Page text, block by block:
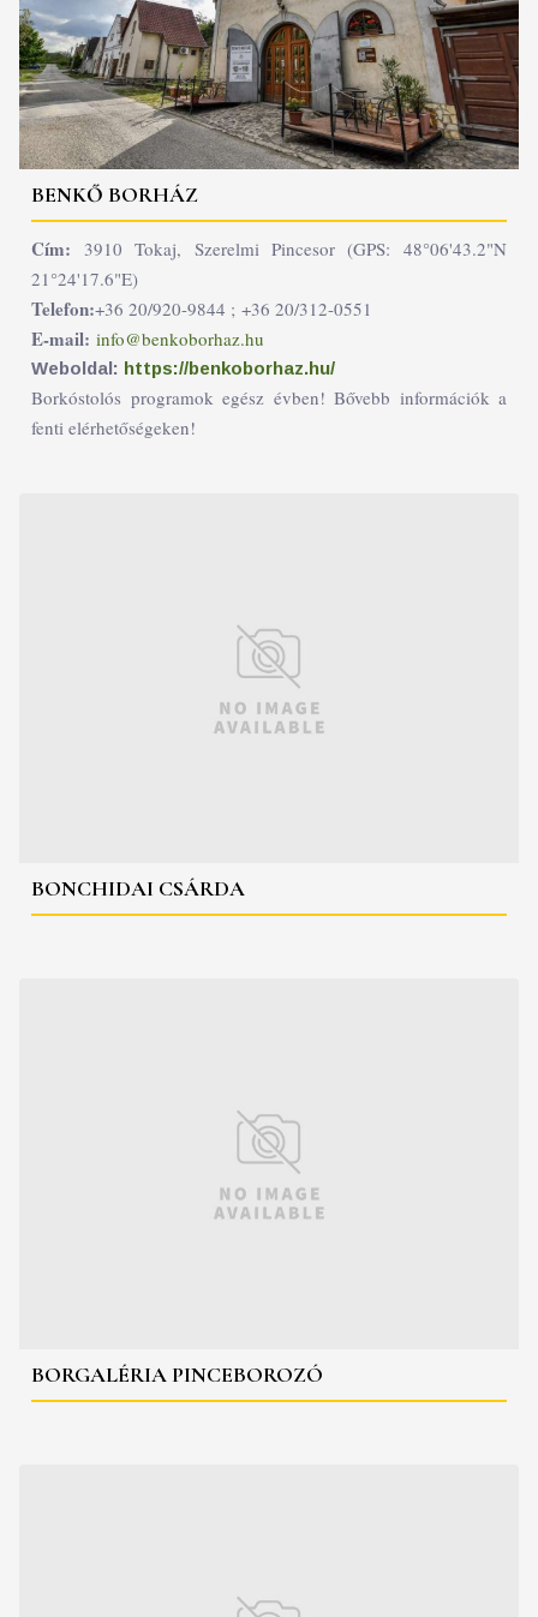
BENKŐ BORHÁZ
Cím: 3910 Tokaj, Szerelmi Pincesor (GPS: 48°06'43.2"N
21°24'17.6"E)
Telefon:+36 20/920-9844 ; +36 20/312-0551
E-mail: info@benkoborhaz.hu
Weboldal: https://benkoborhaz.hu/
Borkóstolós programok egész évben! Bővebb információk a
fenti elérhetőségeken!
BONCHIDAI CSÁRDA
BORGALÉRIA PINCEBOROZÓ